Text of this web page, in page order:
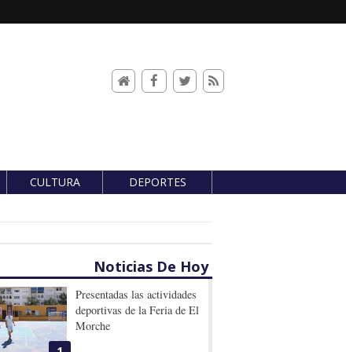
CULTURA DEPORTES
Noticias De Hoy
Presentadas las actividades
deportivas de la Feria de El
Morche